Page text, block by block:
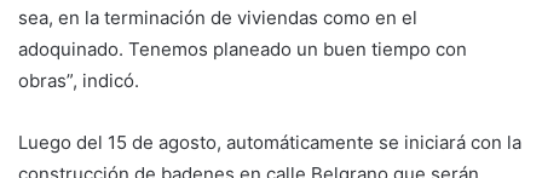
sea, en la terminación de viviendas como en el
adoquinado. Tenemos planeado un buen tiempo con
obras”, indicó.
Luego del 15 de agosto, automáticamente se iniciará con la